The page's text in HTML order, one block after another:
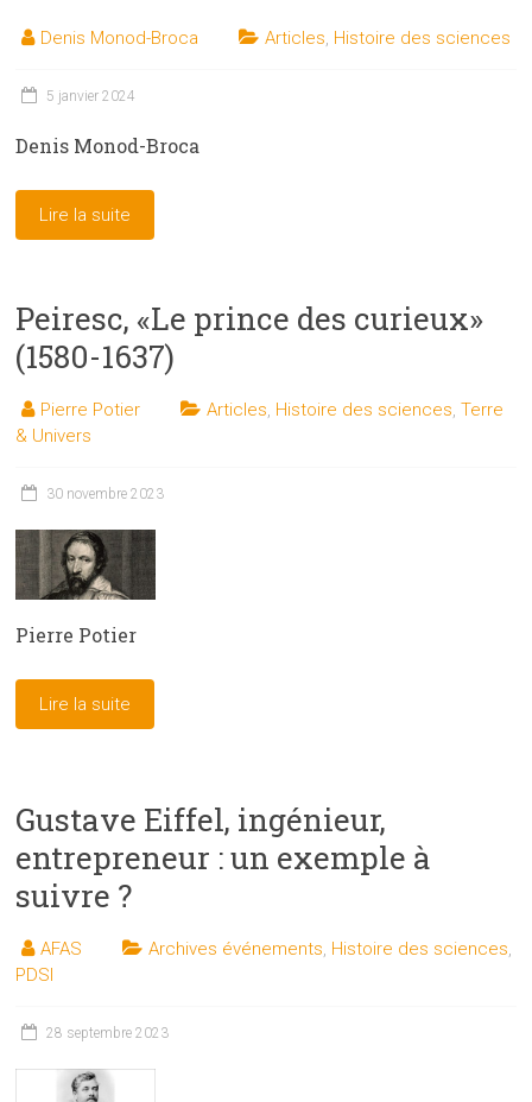
Denis Monod-Broca Articles, Histoire des sciences
5 janvier 2024
Denis Monod-Broca
Lire la suite
Peiresc, «Le prince des curieux»
(1580-1637)
Pierre Potier Articles, Histoire des sciences,Terre
& Univers
30 novembre 2023
Pierre Potier
Lire la suite
Gustave Eiffel, ingénieur,
entrepreneur : un exemple à
suivre ?
AFAS Archives événements, Histoire des sciences,
PDSI
28 septembre 2023